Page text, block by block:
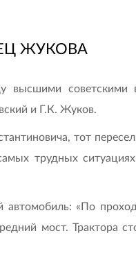
ЖУКОВА
и Г.К. Жуков.
тот
трудных
«По
мост.